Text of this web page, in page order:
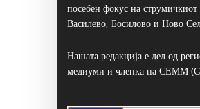
посебен фокус на
Василево, Босилово и Ново
Нашата редакција е дел од
медиуми и членка на СЕММ